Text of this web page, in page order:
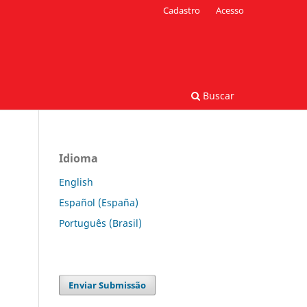
Buscar
Cadastro Acesso
Idioma
English
Español (España)
Português (Brasil)
Enviar Submissão